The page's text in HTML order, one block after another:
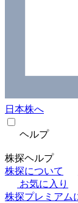
日本株へ
ヘルプ
株探ヘルプ
株探について
お気に入り
株探プレミアム